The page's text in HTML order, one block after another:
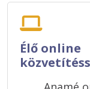
Élő online